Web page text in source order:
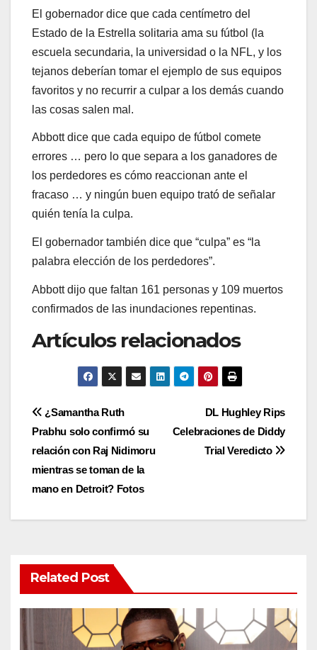
El gobernador dice que cada centímetro del
Estado de la Estrella solitaria ama su fútbol (la
escuela secundaria, la universidad o la NFL, y los
tejanos deberían tomar el ejemplo de sus equipos
favoritos y no recurrir a culpar a los demás cuando
las cosas salen mal.
Abbott dice que cada equipo de fútbol comete
errores … pero lo que separa a los ganadores de
los perdedores es cómo reaccionan ante el
fracaso … y ningún buen equipo trató de señalar
quién tenía la culpa.
El gobernador también dice que “culpa” es “la
palabra elección de los perdedores”.
Abbott dijo que faltan 161 personas y 109 muertos
confirmados de las inundaciones repentinas.
Artículos relacionados
Post
navigation
DL Hughley Rips
Celebraciones de Diddy
Trial Veredicto
¿Samantha Ruth
Prabhu solo confirmó su
relación con Raj Nidimoru
mientras se toman de la
mano en Detroit? Fotos
Related Post